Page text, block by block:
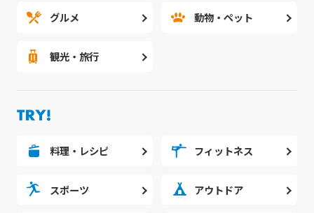
グルメ 動物・ペット
観光・旅行
料理・レシピ フィットネス
スポーツ アウトドア